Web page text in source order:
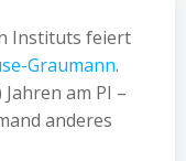
Instituts feiert
Graumann.
am PI –
anderes